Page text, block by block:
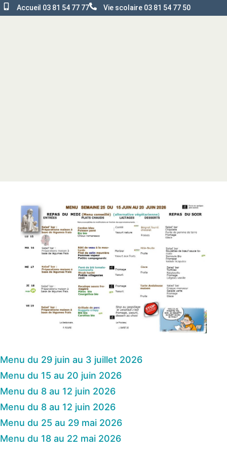
Accueil 03 81 54 77 77 Vie scolaire 03 81 54 77 50
Menu du 29 juin au 3 juillet 2026
Menu du 15 au 20 juin 2026
Menu du 8 au 12 juin 2026
Menu du 8 au 12 juin 2026
Menu du 25 au 29 mai 2026
Menu du 18 au 22 mai 2026